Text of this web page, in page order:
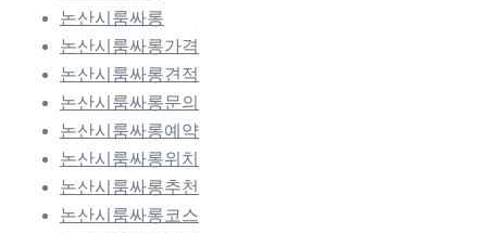
논산시룸싸롱
논산시룸싸롱가격
논산시룸싸롱견적
논산시룸싸롱문의
논산시룸싸롱예약
논산시룸싸롱위치
논산시룸싸롱추천
논산시룸싸롱코스